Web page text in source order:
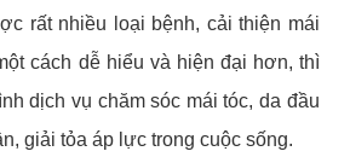
rất nhiều loại bệnh, cải thiện mái
cách dễ hiểu và hiện đại hơn, thì
dịch vụ chăm sóc mái tóc, da đầu
giải tỏa áp lực trong cuộc sống.